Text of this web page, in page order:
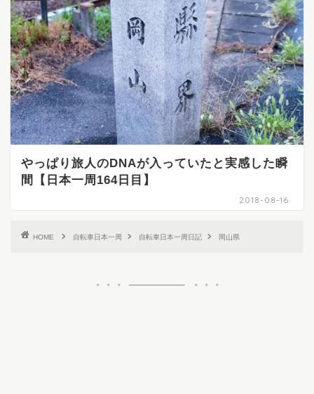
やっぱり旅人のDNAが入っていたと実感した瞬
間【日本一周164日目】
2018-08-16
HOME 自転車日本一周 自転車日本一周日記 岡山県